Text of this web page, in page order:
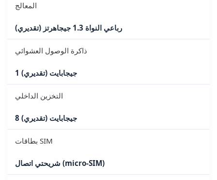
المعالج
رباعي النواة 1.3 جيجاهرتز (تقديري)
ذاكرة الوصول العشوائي
1 جيجابايت (تقديري)
التخزين الداخلي
8 جيجابايت (تقديري)
بطاقات SIM
شريحتي اتصال (micro-SIM)